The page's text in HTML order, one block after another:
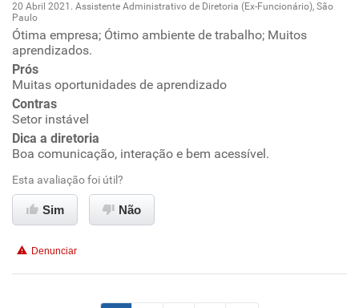
Oportunidade de promoção
Ambiente de trabalho
Conciliação com a vida familiar
Benefícios
Recomenda esta empresa
Recomenda a diretoria
20 Abril 2021. Assistente Administrativo de Diretoria (Ex-Funcionário), São
Paulo
Ótima empresa; Ótimo ambiente de trabalho; Muitos
aprendizados.
Prós
Muitas oportunidades de aprendizado
Contras
Setor instável
Dica a diretoria
Boa comunicação, interação e bem acessível.
Esta avaliação foi útil?
Sim Não
Denunciar